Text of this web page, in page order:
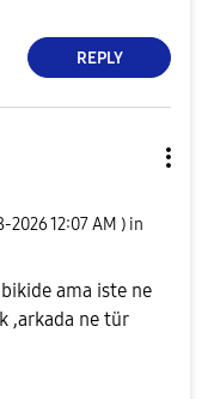
REPLY
202612:07 AM ) in
ama iste ne
,arkada ne tür